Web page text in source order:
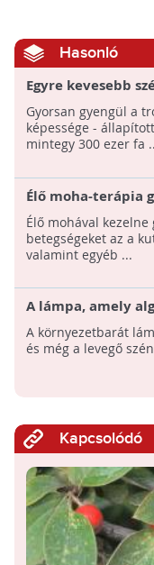
Hasonló
Egyre kevesebb
trópusi erdők
Gyorsan gyengül a
képessége -
mintegy 300 ezer fa
Élő moha-terápia
betegeknek?
Élő mohával
betegségeket az a
valamint egyéb ...
A lámpa, amely
A környezetbarát
és még a levegő
Kapcsolódó